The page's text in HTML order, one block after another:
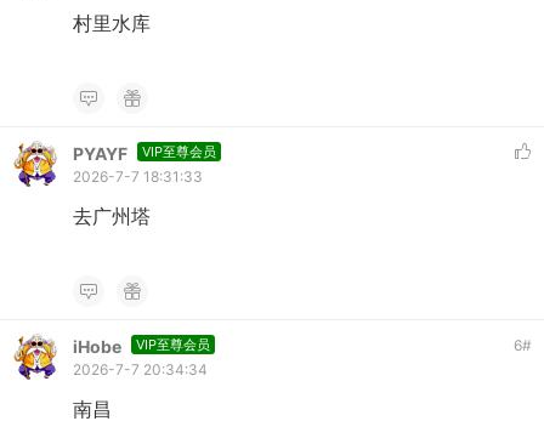
村里水库
PYAYF VIP至尊会员
2026-7-7 18:31:33
去广州塔
iHobe VIP至尊会员 6#
2026-7-7 20:34:34
南昌